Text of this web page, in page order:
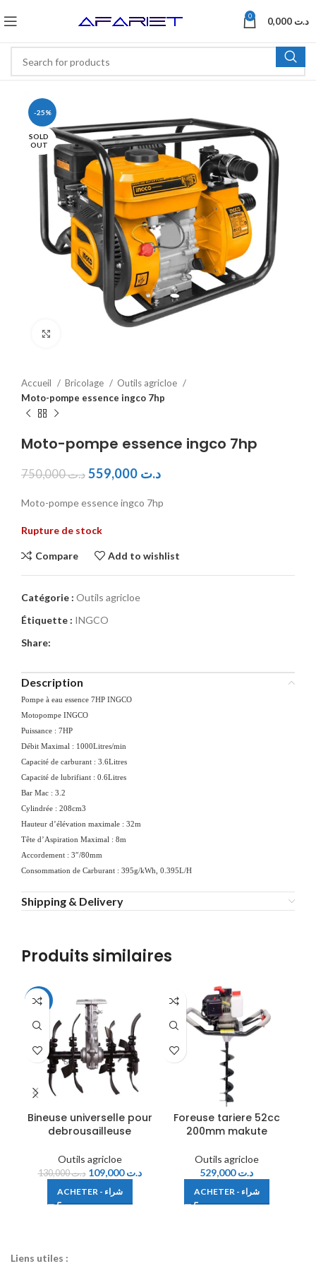
0 د.ت
-25%
SOLD
OUT
Accueil Bricolage
Outils agricloe
Moto-pompe essence ingco 7hp
Moto-pompe essence ingco 7hp
د.ت750,000 د.ت
Moto-pompe essence ingco 7hp
Rupture de stock
Compare Add to wishlist
Catégorie : Outils agricloe
Étiquette : INGCO
Share:
Description
Pompe à eau essence 7HP INGCO
Motopompe INGCO
Puissance : 7HP
Débit Maximal : 1000Litres/min
Capacité de carburant : 3.6Litres
Capacité de lubrifiant : 0.6Litres
Bar Mac : 3.2
Cylindrée : 208cm3
Hauteur d’élévation maximale : 32m
Tête d’Aspiration Maximal : 8m
Accordement : 3″/80mm
Consommation de Carburant : 395g/kWh, 0.395L/H
Shipping & Delivery
Produits similaires
-16%
Bineuse universelle pour
debrousailleuse
Outils agricloe
د.ت130,000 د.ت109,000
ACHETER - شراء
Foreuse tariere 52cc
200mm makute
Outils agricloe
د.ت529,000
ACHETER - شراء
Liens utiles :